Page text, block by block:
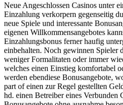
Neue Angeschlossen Casinos unter
Einzahlung verkorpern gegenseitig
neue Spiele und interessante
eigenen Willkommensangebotes
Einzahlungsbonus ferner haufig
einbehalten. Noch gewinnen Spieler
weniger Formalitaten oder immer
welches einen Einstieg komfortabel
werden ebendiese Bonusangebote,
part of einen zur Regel gestellten
hd. einen Betreiber eines Verbunden